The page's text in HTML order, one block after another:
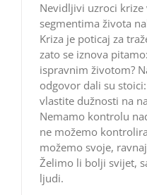
Nevidljivi uzroci
segmentima života
Kriza je poticaj za
zato se iznova
ispravnim životom?
odgovor dali su
vlastite dužnosti na
Nemamo kontrolu
ne možemo
možemo svoje,
Želimo li bolji svijet,
ljudi.